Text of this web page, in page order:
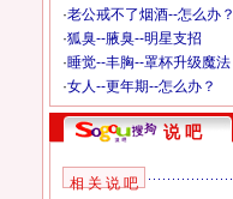
·老公戒不了烟酒--怎么办？
·狐臭--腋臭--明星支招
·睡觉--丰胸--罩杯升级魔法
·女人--更年期--怎么办？
说 吧
相 关 说 吧